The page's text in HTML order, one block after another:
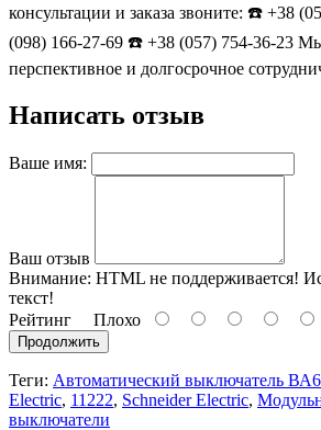
консультации и заказа звоните: ☎️ +38
(098) 166-27-69 ☎️ +38 (057) 754-36-23
перспективное и долгосрочное
Написать отзыв
Ваше имя:
Ваш отзыв
Внимание: HTML не поддерживается!
текст!
Рейтинг Плохо
Продолжить
Теги: Автоматический выключатель
Electric, 11222, Schneider Electric,
выключатели